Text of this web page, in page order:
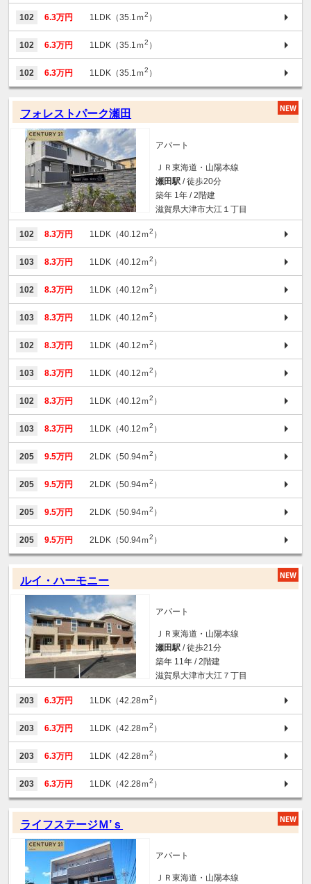
102 6.3万円 1LDK（35.1ｍ2 ）
102 6.3万円 1LDK（35.1ｍ2 ）
102 6.3万円 1LDK（35.1ｍ2 ）
フォレストパーク瀬田
アパート
ＪＲ東海道・山陽本線
瀬田駅 / 徒歩20分
築年 1年 / 2階建
滋賀県大津市大江１丁目
102 8.3万円 1LDK（40.12ｍ2 ）
103 8.3万円 1LDK（40.12ｍ2 ）
102 8.3万円 1LDK（40.12ｍ2 ）
103 8.3万円 1LDK（40.12ｍ2 ）
102 8.3万円 1LDK（40.12ｍ2 ）
103 8.3万円 1LDK（40.12ｍ2 ）
102 8.3万円 1LDK（40.12ｍ2 ）
103 8.3万円 1LDK（40.12ｍ2 ）
205 9.5万円 2LDK（50.94ｍ2 ）
205 9.5万円 2LDK（50.94ｍ2 ）
205 9.5万円 2LDK（50.94ｍ2 ）
205 9.5万円 2LDK（50.94ｍ2 ）
ルイ・ハーモニー
アパート
ＪＲ東海道・山陽本線
瀬田駅 / 徒歩21分
築年 11年 / 2階建
滋賀県大津市大江７丁目
203 6.3万円 1LDK（42.28ｍ2 ）
203 6.3万円 1LDK（42.28ｍ2 ）
203 6.3万円 1LDK（42.28ｍ2 ）
203 6.3万円 1LDK（42.28ｍ2 ）
ライフステージＭ’ｓ
アパート
ＪＲ東海道・山陽本線